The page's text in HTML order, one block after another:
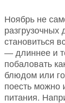
Ноябрь не
становиться
— длиннее и
побаловать
блюдом или
поесть можно
питания.